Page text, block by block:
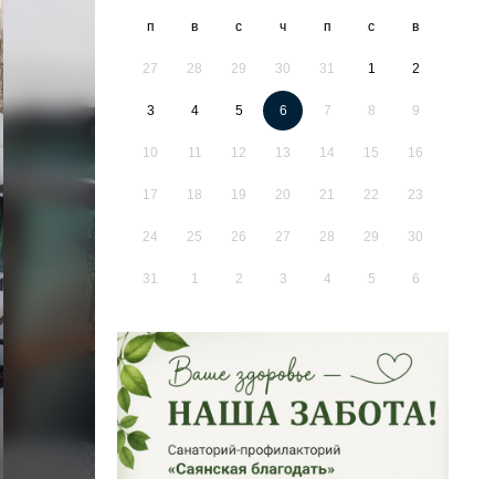
п в с ч п с в
27 28 29 30 31 1 2
3 4 5 6 7 8 9
10 11 12 13 14 15 16
17 18 19 20 21 22 23
24 25 26 27 28 29 30
31 1 2 3 4 5 6